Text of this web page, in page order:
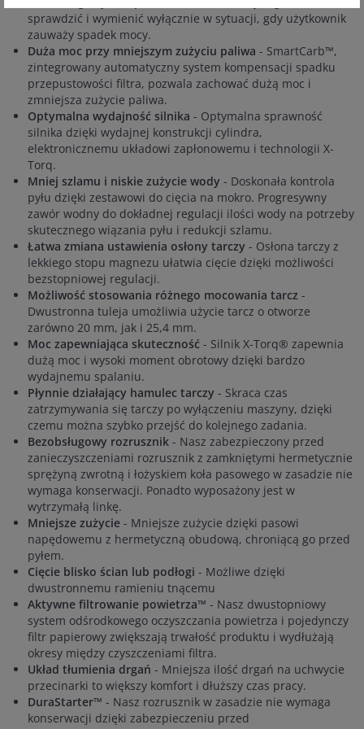
sprawdzić i wymienić wyłącznie w sytuacji, gdy użytkownik
zauważy spadek mocy.
Duża moc przy mniejszym zużyciu paliwa - SmartCarb™,
zintegrowany automatyczny system kompensacji spadku
przepustowości filtra, pozwala zachować dużą moc i
zmniejsza zużycie paliwa.
Optymalna wydajność silnika - Optymalna sprawność
silnika dzięki wydajnej konstrukcji cylindra,
elektronicznemu układowi zapłonowemu i technologii X-
Torq.
Mniej szlamu i niskie zużycie wody - Doskonała kontrola
pyłu dzięki zestawowi do cięcia na mokro. Progresywny
zawór wodny do dokładnej regulacji ilości wody na potrzeby
skutecznego wiązania pyłu i redukcji szlamu.
Łatwa zmiana ustawienia osłony tarczy - Osłona tarczy z
lekkiego stopu magnezu ułatwia cięcie dzięki możliwości
bezstopniowej regulacji.
Możliwość stosowania różnego mocowania tarcz -
Dwustronna tuleja umożliwia użycie tarcz o otworze
zarówno 20 mm, jak i 25,4 mm.
Moc zapewniająca skuteczność - Silnik X-Torq® zapewnia
dużą moc i wysoki moment obrotowy dzięki bardzo
wydajnemu spalaniu.
Płynnie działający hamulec tarczy - Skraca czas
zatrzymywania się tarczy po wyłączeniu maszyny, dzięki
czemu można szybko przejść do kolejnego zadania.
Bezobsługowy rozrusznik - Nasz zabezpieczony przed
zanieczyszczeniami rozrusznik z zamkniętymi hermetycznie
sprężyną zwrotną i łożyskiem koła pasowego w zasadzie nie
wymaga konserwacji. Ponadto wyposażony jest w
wytrzymałą linkę.
Mniejsze zużycie - Mniejsze zużycie dzięki pasowi
napędowemu z hermetyczną obudową, chroniącą go przed
pyłem.
Cięcie blisko ścian lub podłogi - Możliwe dzięki
dwustronnemu ramieniu tnącemu
Aktywne filtrowanie powietrza™ - Nasz dwustopniowy
system odśrodkowego oczyszczania powietrza i pojedynczy
filtr papierowy zwiększają trwałość produktu i wydłużają
okresy między czyszczeniami filtra.
Układ tłumienia drgań - Mniejsza ilość drgań na uchwycie
przecinarki to większy komfort i dłuższy czas pracy.
DuraStarter™ - Nasz rozrusznik w zasadzie nie wymaga
konserwacji dzięki zabezpieczeniu przed